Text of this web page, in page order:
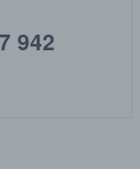
942